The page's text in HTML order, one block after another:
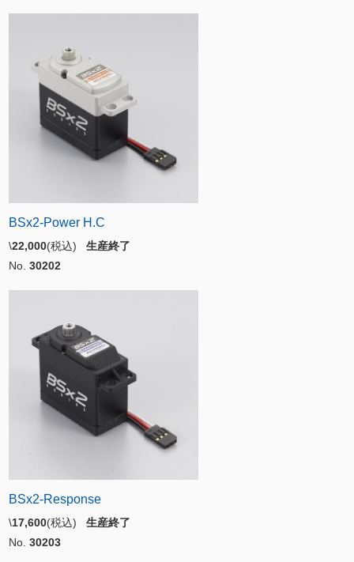
BSx2-Power H.C
\22,000(税込) 生産終了
No. 30202
BSx2-Response
\17,600(税込) 生産終了
No. 30203